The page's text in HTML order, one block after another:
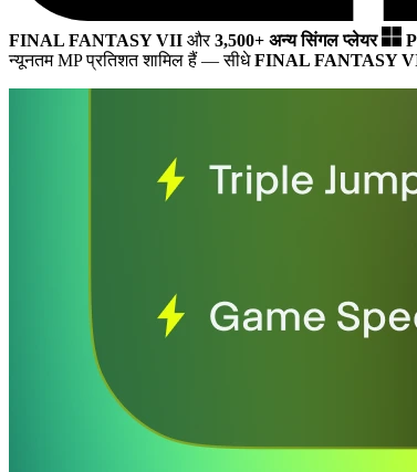
FINAL FANTASY VII और3,500+ अन्य सिंगल प्लेयर
न्यूनतम MP प्रतिशत शामिल हैं — सीधेFINAL FANTASY